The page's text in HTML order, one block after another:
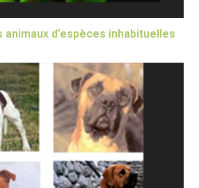
d’espèces inhabituelles